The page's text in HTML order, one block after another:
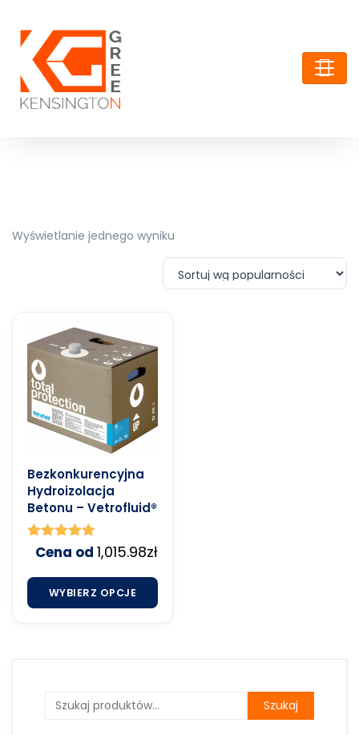
Wyświetlanie jednego wyniku
Bezkonkurencyjna
Hydroizolacja
Betonu – Vetrofluid®
Oceniono
4.91
Cena od 1,015.98zł
WYBIERZ OPCJE
Szukaj